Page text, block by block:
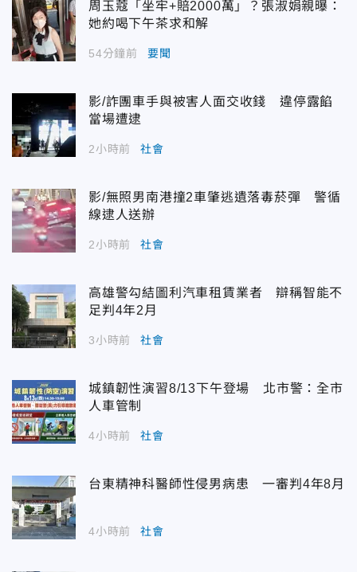
周玉蔻「坐牢+賠2000萬」？張淑娟親曝：
她約喝下午茶求和解
54分鐘前 要聞
影/詐團車手與被害人面交收錢 違停露餡
當場遭逮
2小時前 社會
影/無照男南港撞2車肇逃遺落毒菸彈 警循
線逮人送辦
2小時前 社會
高雄警勾結圖利汽車租賃業者 辯稱智能不
足判4年2月
3小時前 社會
城鎮韌性演習8/13下午登場 北市警：全市
人車管制
4小時前 社會
台東精神科醫師性侵男病患 一審判4年8月
4小時前 社會